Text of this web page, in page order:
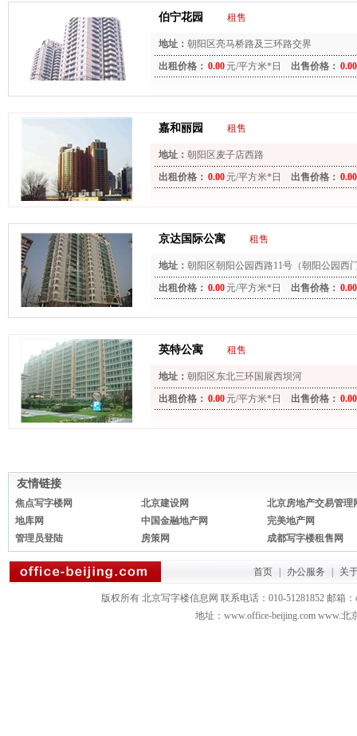
伯宁花园 租售
地址： 朝阳区亮马桥路及三环路交界
出租价格： 0.00 元/平方米*日 出售价格： 0.00
嘉和丽园 租售
地址： 朝阳区麦子店西路
出租价格： 0.00 元/平方米*日 出售价格： 0.00
京达国际公寓 租售
地址： 朝阳区朝阳公园西路11号（朝阳公园西
出租价格： 0.00 元/平方米*日 出售价格： 0.00
英特公寓 租售
地址： 朝阳区东北三环国展西坝河
出租价格： 0.00 元/平方米*日 出售价格： 0.00
友情链接
焦点写字楼网 北京建设网
北京房地产交易管理
地库网
中国金融地产网
完美地产网
管理员登陆
房策网 成都写字楼租售网
首页 办公服务 关
版权所有 北京写字楼信息网 联系电话：010-51281852 邮箱：
地址：www.office-beijing.com www.